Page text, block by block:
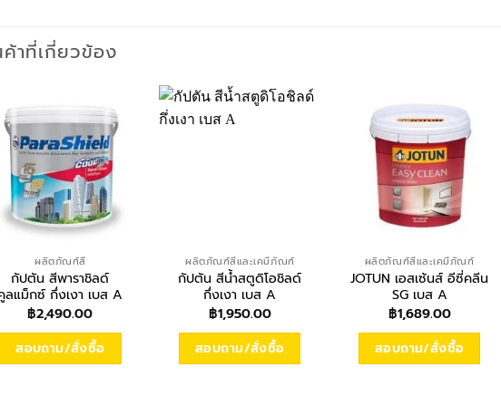
าที่เกี่ยวข้อง
ผลิตภัณฑ์สี
กัปตัน สีพาราชิลด์
ลแม็กซ์ กึ่งเงา เบส A
฿2,490.00
สอบถาม/สั่งซื้อ
ผลิตภัณฑ์สีและเคมีภัณฑ์
กัปตัน สีน้ำสตูดิโอชิลด์
กึ่งเงา เบส A
฿1,950.00
สอบถาม/สั่งซื้อ
ผลิตภัณฑ์สีและเคมีภัณฑ์
JOTUN เอสเซ้นส์ อีซี่คลีน
SG เบส A
฿1,689.00
สอบถาม/สั่งซื้อ